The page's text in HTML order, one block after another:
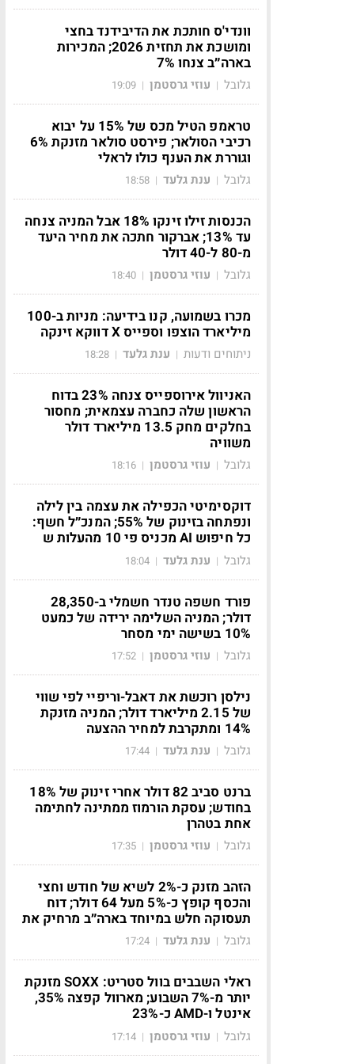
וונדי'ס חותכת את הדיבידנד בחצי
ומושכת את תחזית 2026; המכירות
בארה״ב צנחו 7%
גלובל | עוזי גרסטמן |
19:09
טראמפ הטיל מכס של 15% על יבוא
רכיבי הסולאר; פירסט סולאר מזנקת 6%
וגוררת את הענף כולו לראלי
גלובל | ענת גלעד |
18:58
הכנסות זילו זינקו 18% אבל המניה צנחה
עד 13%; אברקור חתכה את מחיר היעד
מ-80 ל-40 דולר
גלובל | עוזי גרסטמן |
18:40
מכרו בשמועה, קנו בידיעה: מניות ב-100
מיליארד הוצפו וספייס X דווקא זינקה
ניתוחים ודעות | ענת גלעד |
18:28
האניוול אירוספייס צנחה 23% בדוח
הראשון שלה כחברה עצמאית; מחסור
בחלקים מחק 13.5 מיליארד דולר
משוויה
גלובל | עוזי גרסטמן |
18:16
דוקסימיטי הכפילה את עצמה בין לילה
ונפתחה בזינוק של 55%; המנכ״ל חשף:
כל חיפוש AI מכניס פי 10 מהעלות ש
גלובל | ענת גלעד |
18:04
פורד חשפה טנדר חשמלי ב-28,350
דולר; המניה השלימה ירידה של כמעט
10% בשישה ימי מסחר
גלובל | עוזי גרסטמן |
17:52
נילסן רוכשת את דאבל-וריפיי לפי שווי
של 2.15 מיליארד דולר; המניה מזנקת
14% ומתקרבת למחיר ההצעה
גלובל | ענת גלעד |
17:44
ברנט סביב 82 דולר אחרי זינוק של 18%
בחודש; עסקת הורמוז ממתינה לחתימה
אחת בטהרן
גלובל | עוזי גרסטמן |
17:35
הזהב מזנק כ-2% לשיא של חודש וחצי
והכסף קופץ כ-5% מעל 64 דולר; דוח
תעסוקה חלש במיוחד בארה״ב מרחיק את
גלובל | ענת גלעד |
17:24
ראלי השבבים בוול סטריט: SOXX מזנקת
יותר מ-7% השבוע; מארוול קפצה 35%,
אינטל ו-AMD כ-23%
גלובל | עוזי גרסטמן |
17:14